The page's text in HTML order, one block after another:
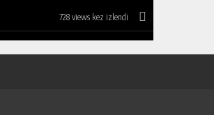
728 views kez izlendi